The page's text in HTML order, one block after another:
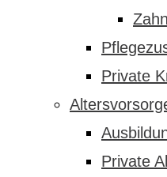
Private
Private